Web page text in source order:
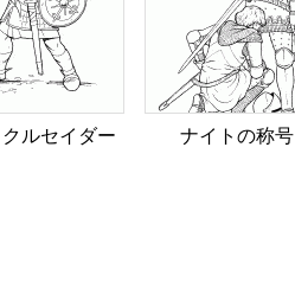
ルセイダー ナイトの称号